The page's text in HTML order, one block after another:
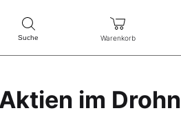
Suche Warenkorb
im